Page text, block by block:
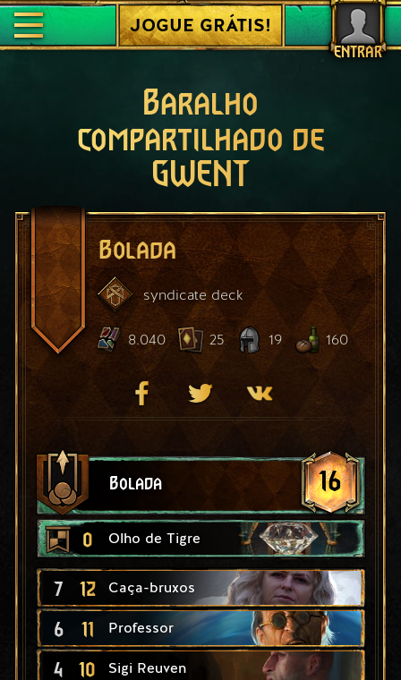
ENTRAR
JOGUE GRÁTIS!
Baralho
compartilhado de
GWENT
Bolada
syndicate deck
8.040 25 19 160
Bolada 16
0 Olho de Tigre
7 12 Caça-bruxos
6 11 Professor
4 10 Sigi Reuven